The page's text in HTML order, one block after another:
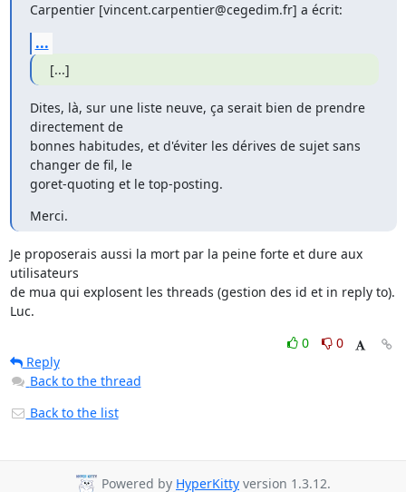
Carpentier [vincent.carpentier@cegedim.fr] a écrit:
...
[...]
Dites, là, sur une liste neuve, ça serait bien de prendre
directement de
bonnes habitudes, et d'éviter les dérives de sujet sans
changer de fil, le
goret-quoting et le top-posting.
Merci.
Je proposerais aussi la mort par la peine forte et dure aux
utilisateurs
de mua qui explosent les threads (gestion des id et in reply to).
Luc.
0
0
Reply
Back to the thread
Back to the list
Powered by HyperKitty version 1.3.12.